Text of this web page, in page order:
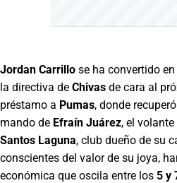
Jordan Carrillo se ha convertido
la directiva de Chivas de cara al
préstamo a Pumas, donde
mando de Efraín Juárez, el
Santos Laguna, club dueño de su
conscientes del valor de su joya,
económica que oscila entre los 5 y